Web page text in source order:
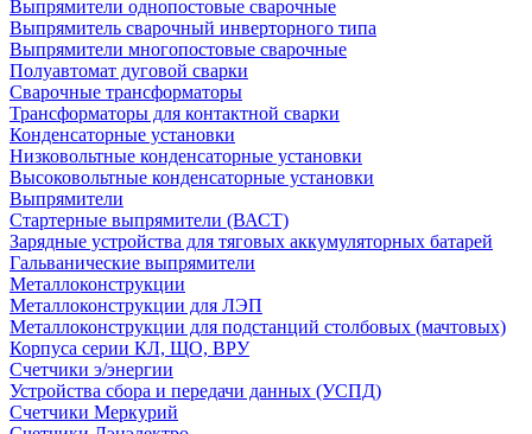
Выпрямители однопостовые сварочные
Выпрямитель сварочный инверторного типа
Выпрямители многопостовые сварочные
Полуавтомат дуговой сварки
Сварочные трансформаторы
Трансформаторы для контактной сварки
Конденсаторные установки
Низковольтные конденсаторные установки
Высоковольтные конденсаторные установки
Выпрямители
Стартерные выпрямители (ВАСТ)
Зарядные устройства для тяговых аккумуляторных батарей
Гальванические выпрямители
Металлоконструкции
Металлоконструкции для ЛЭП
Металлоконструкции для подстанций столбовых (мачтовых)
Корпуса серии КЛ, ЩО, ВРУ
Счетчики э/энергии
Устройства сбора и передачи данных (УСПД)
Счетчики Меркурий